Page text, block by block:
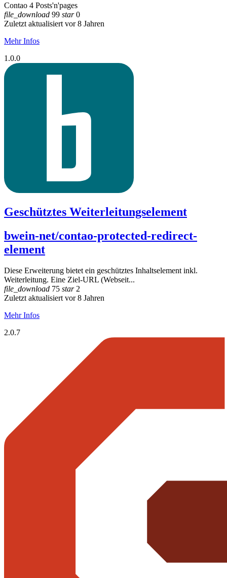
Contao 4 Posts'n'pages
file_download 99 star0
Zuletzt aktualisiert vor 8 Jahren
Mehr Infos
1.0.0
Geschütztes Weiterleitungselement
bwein-net/contao-protected-redirect-
element
Diese Erweiterung bietet ein geschütztes Inhaltselement inkl.
Weiterleitung. Eine Ziel-URL (Webseit...
file_download 75 star2
Zuletzt aktualisiert vor 8 Jahren
Mehr Infos
2.0.7